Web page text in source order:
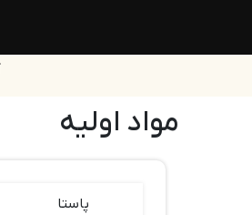
مواد اولیه
پاستا